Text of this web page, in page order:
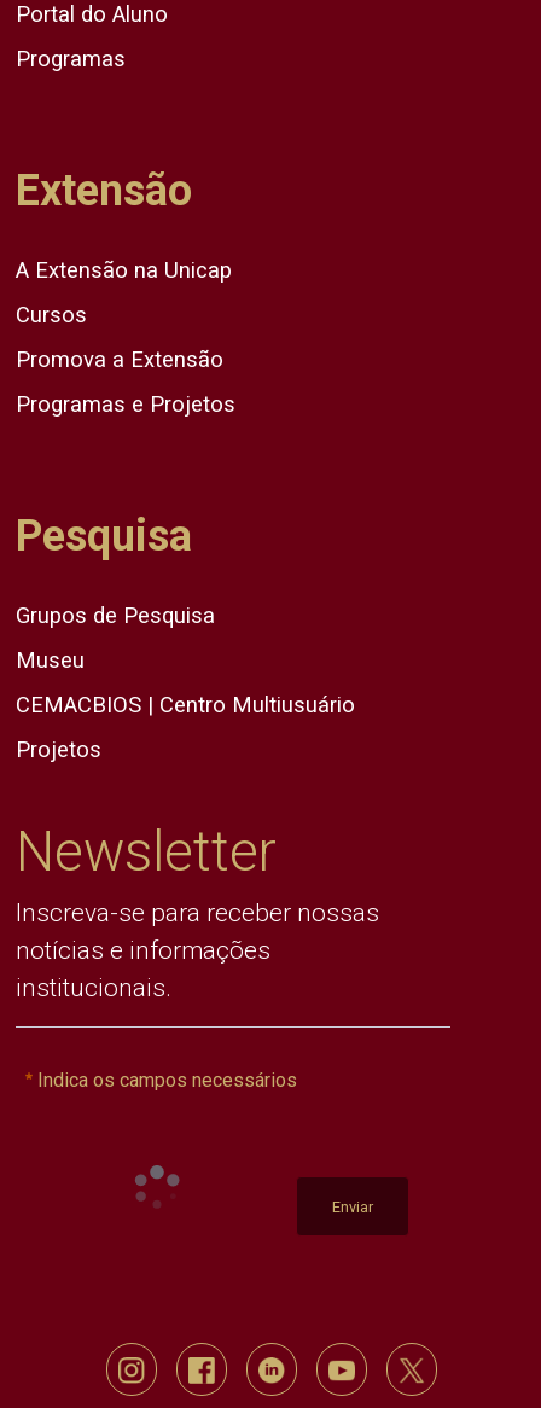
Portal do Aluno
Programas
Extensão
A Extensão na Unicap
Cursos
Promova a Extensão
Programas e Projetos
Pesquisa
Grupos de Pesquisa
Museu
CEMACBIOS | Centro Multiusuário
Projetos
Newsletter
Inscreva-se para receber nossas
notícias e informações
institucionais.
Indica os campos necessários
Enviar